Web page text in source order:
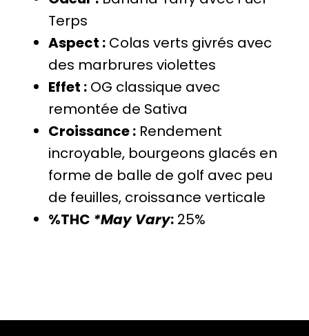
Terps
Aspect :Colas verts givrés avec
des marbrures violettes
Effet :OG classique avec
remontée de Sativa
Croissance :Rendement
incroyable, bourgeons glacés en
forme de balle de golf avec peu
de feuilles, croissance verticale
%THC *May Vary:25%